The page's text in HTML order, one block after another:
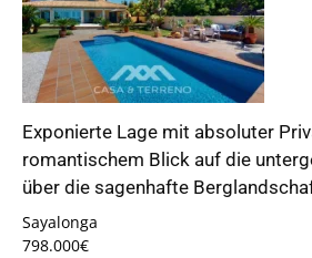
Exponierte Lage mit absoluter
romantischem Blick auf die
über die sagenhafte
Sayalonga
798.000€